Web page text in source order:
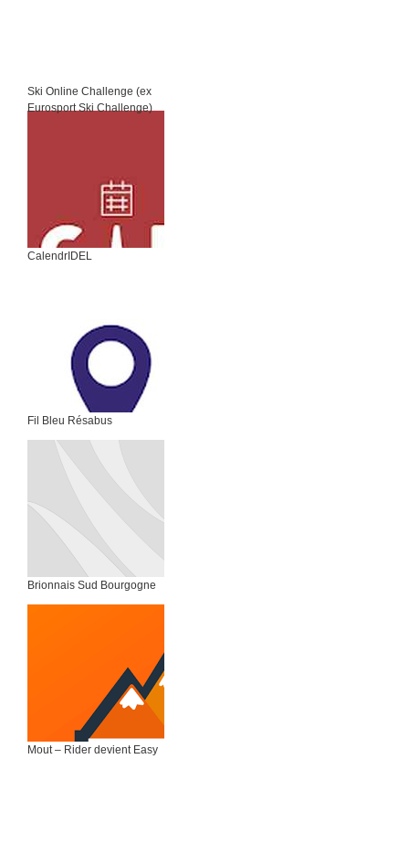
Ski Online Challenge (ex
Eurosport Ski Challenge)
CalendrIDEL
Fil Bleu Résabus
Brionnais Sud Bourgogne
Mout – Rider devient Easy